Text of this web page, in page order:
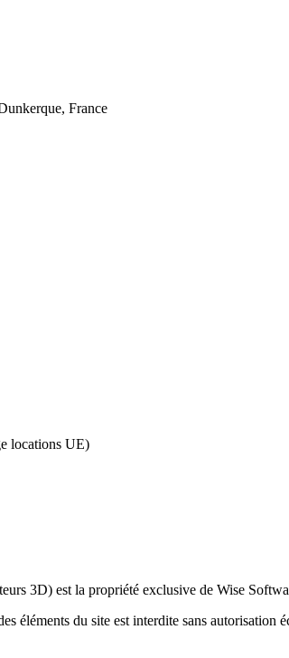
France
locations UE)
3D) est la propriété exclusive de Wise
éléments du site est interdite sans